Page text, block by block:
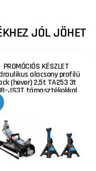
JÓL JÖHET
PROMÓCIÓS KÉSZLET
alacsony profilú
(hever) 2,5t TA253 3t
JS3T támasztékokkal